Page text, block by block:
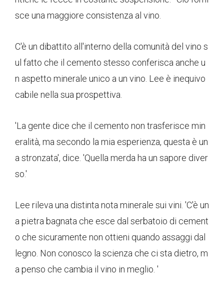
sce una maggiore consistenza al vino.
C'è un dibattito all'interno della comunità del vino s
ul fatto che il cemento stesso conferisca anche u
n aspetto minerale unico a un vino. Lee è inequivo
cabile nella sua prospettiva.
'La gente dice che il cemento non trasferisce min
eralità, ma secondo la mia esperienza, questa è un
a stronzata', dice. 'Quella merda ha un sapore diver
so.'
Lee rileva una distinta nota minerale sui vini. 'C'è un
a pietra bagnata che esce dal serbatoio di cement
o che sicuramente non ottieni quando assaggi dal
legno. Non conosco la scienza che ci sta dietro, m
a penso che cambia il vino in meglio. '